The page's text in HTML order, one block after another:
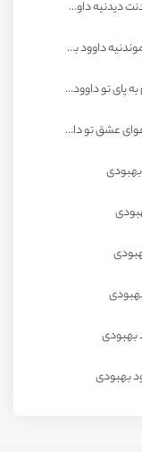
اهنگ به گمونم قصه هات خوندنیه شوق عاشق شدنت دیدنیه داوود بهبودی
اهنگ هنوزم ناز نگات بردنیه شرم اون حال وهوات موندنیه داوود بهبودی
اهنگ توی اون چشم خمار مست تو ذره ذره آب شدیم به پای تو داوود بهبودی
اهنگ ماکه قربونی شدیم به راه تو سرگذاشتیم به هوای عشق تو داوود بهبودی
بهبودی
بهبودی